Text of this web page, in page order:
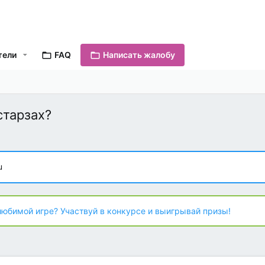
FAQ Написать жалобу
игре? Участвуй в конкурсе и выигрывай призы!